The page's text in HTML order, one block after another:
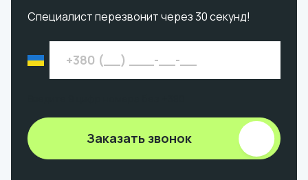
Специалист перезвонит через 30 секунд!
Заказать звонок